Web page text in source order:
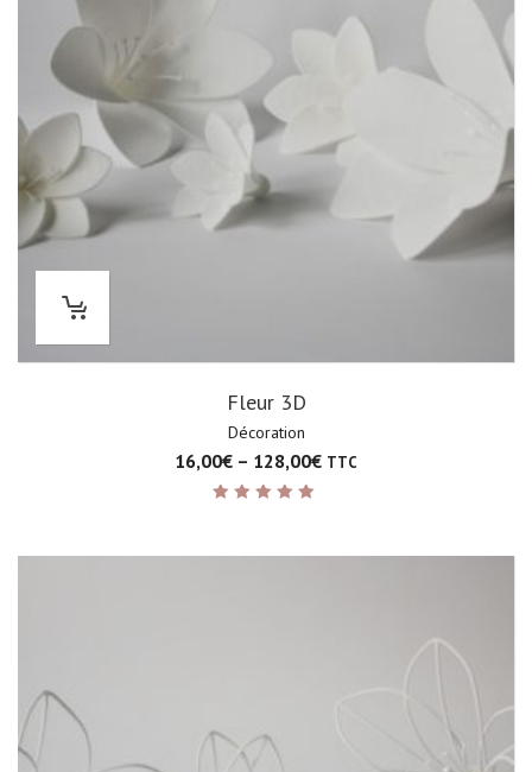
Fleur 3D
Décoration
16,00€ – 128,00€ TTC